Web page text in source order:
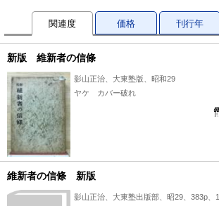
関連度 価格 刊行年
新版 維新者の信條
影山正治、大東塾版、昭和29
ヤケ カバー破れ
維新者の信條 新版
影山正治、大東塾出版部、昭29、383p、1